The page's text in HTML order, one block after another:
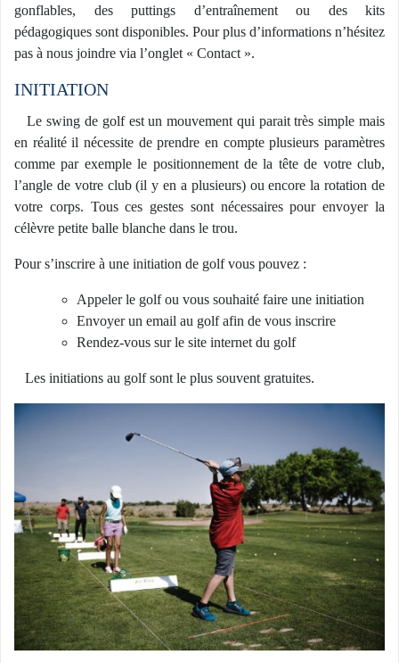
gonflables, des puttings d’entraînement ou des kits
pédagogiques sont disponibles. Pour plus d’informations n’hésitez
pas à nous joindre via l’onglet « Contact ».
INITIATION
Le swing de golf est un mouvement qui parait très simple mais
en réalité il nécessite de prendre en compte plusieurs paramètres
comme par exemple le positionnement de la tête de votre club,
l’angle de votre club (il y en a plusieurs) ou encore la rotation de
votre corps. Tous ces gestes sont nécessaires pour envoyer la
célèvre petite balle blanche dans le trou.
Pour s’inscrire à une initiation de golf vous pouvez :
Appeler le golf ou vous souhaité faire une initiation
Envoyer un email au golf afin de vous inscrire
Rendez-vous sur le site internet du golf
Les initiations au golf sont le plus souvent gratuites.